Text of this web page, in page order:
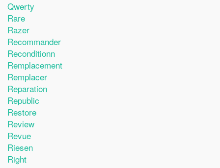
Qwerty
Rare
Razer
Recommander
Reconditionn
Remplacement
Remplacer
Reparation
Republic
Restore
Review
Revue
Riesen
Right